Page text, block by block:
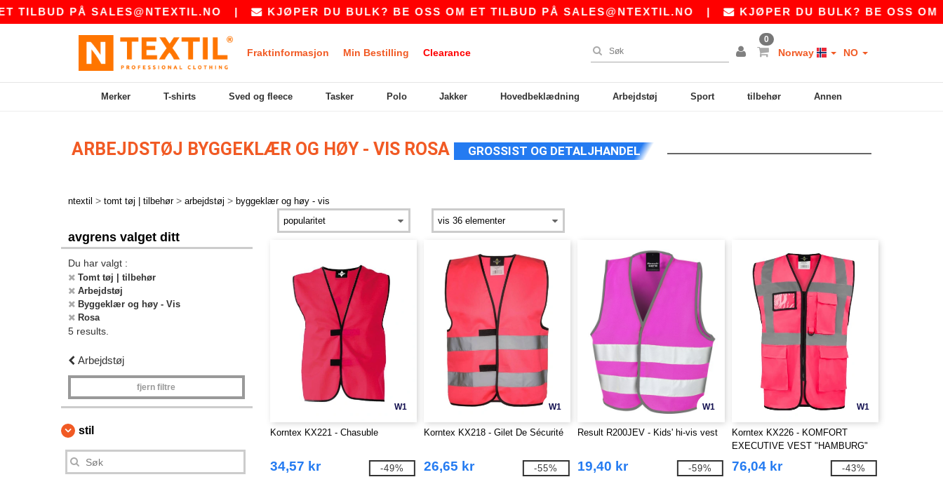
PÅ SALES@NTEXTIL.NO| KJØPER DU BULK? BE OSS OM ET TILBUD PÅ SALES@NTEXTIL.NO| KJØPER DU BULK? BE OSS OM ET
Fraktinformasjon Min Bestilling Clearance
0
Norway NO
Merker T-shirts Sved og fleece Tasker Polo Jakker Hovedbeklædning Arbejdstøj Sport tilbehør Annen
ARBEJDSTØJ BYGGEKLÆR OG HØY - VIS ROSA GROSSIST OG DETALJHANDEL
ntextil > tomt tøj | tilbehør > arbejdstøj > byggeklær og høy - vis
avgrens valget ditt
Du har valgt :
Tomt tøj | tilbehør
Arbejdstøj
Byggeklær og høy - Vis
Rosa
5 results.
Arbejdstøj
fjern filtre
stil
W1
Korntex KX221 - Chasuble
34,57 kr -49%
W1
Korntex KX218 - Gilet De Sécurité
26,65 kr -55%
W1
Result R200JEV - Kids' hi-vis vest
19,40 kr -59%
W1
Korntex KX226 - KOMFORT
EXECUTIVE VEST "HAMBURG"
76,04 kr -43%